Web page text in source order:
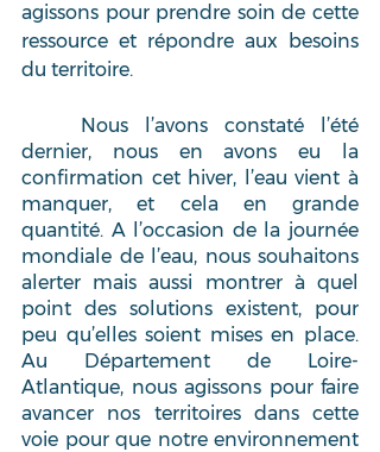
agissons pour prendre soin de cette
ressource et répondre aux besoins
du territoire.
dernier, nous en avons eu la
confirmation cet hiver, l’eau vient à
manquer, et cela en grande
quantité. A l’occasion de la journée
mondiale de l’eau, nous souhaitons
alerter mais aussi montrer à quel
point des solutions existent, pour
peu qu’elles soient mises en place.
Au Département de Loire-
Atlantique, nous agissons pour faire
avancer nos territoires dans cette
voie pour que notre environnement